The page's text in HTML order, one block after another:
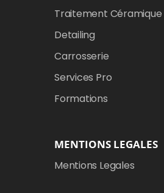
Traitement Céramique
Detailing
Carrosserie
Services Pro
Formations
MENTIONS LEGALES
Mentions Legales